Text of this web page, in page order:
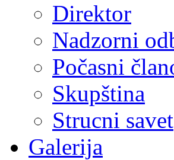
Direktor
Nadzorni
Počasni
Skupština
Strucni savet
Galerija